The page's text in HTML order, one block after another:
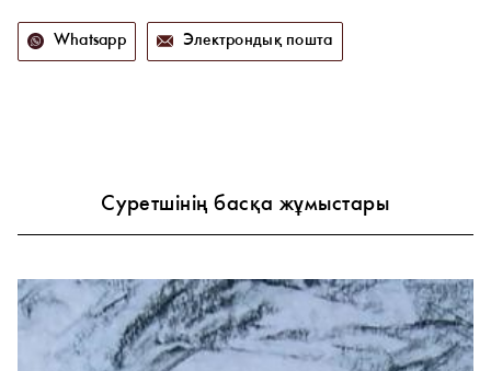
Whatsapp Электрондық пошта
Суретшінің басқа жұмыстары